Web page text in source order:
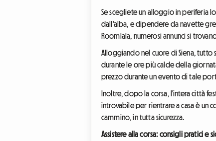
Se scegliete un alloggio in periferia
dall'alba, e dipendere da navette
Roomlala, numerosi annunci si
Alloggiando nel cuore di Siena, tutto
durante le ore più calde della
prezzo durante un evento di tale
Inoltre, dopo la corsa, l'intera città
introvabile per rientrare a casa è un
cammino, in tutta sicurezza.
Assistere alla corsa: consigli pratici e